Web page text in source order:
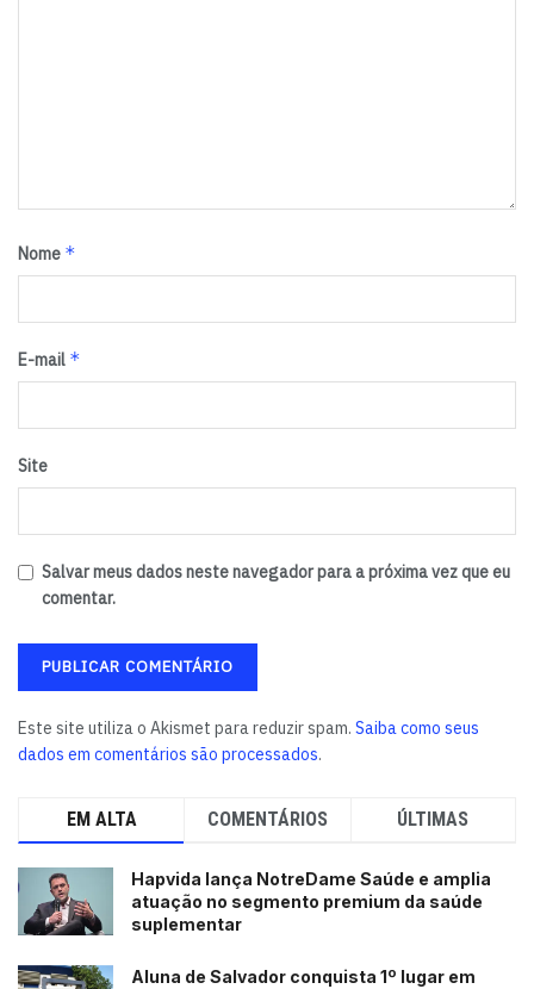
Nome *
E-mail *
Site
Salvar meus dados neste navegador para a próxima vez que eu
comentar.
Este site utiliza o Akismet para reduzir spam. Saiba como seus
dados em comentários são processados.
EM ALTA COMENTÁRIOS ÚLTIMAS
Hapvida lança NotreDame Saúde e amplia
atuação no segmento premium da saúde
suplementar
Aluna de Salvador conquista 1º lugar em